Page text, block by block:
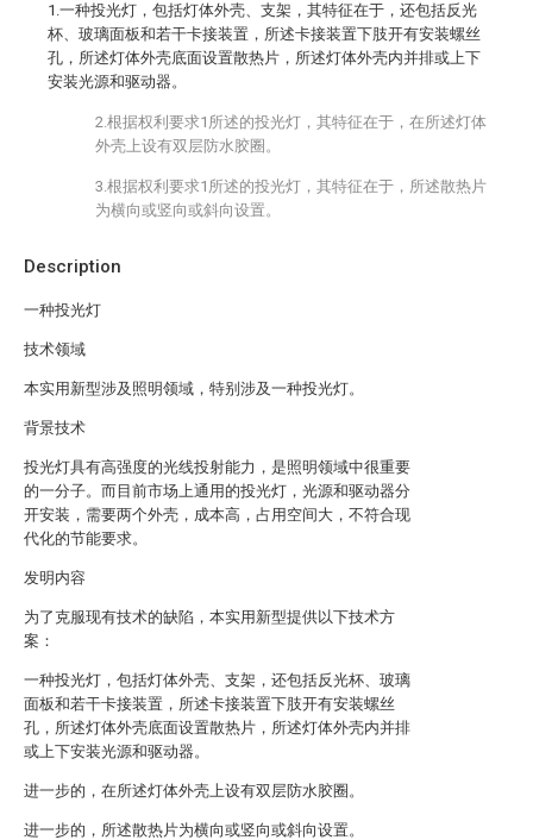
Description
一种投光灯
技术领域
本实用新型涉及照明领域，特别涉及一种投光灯。
背景技术
投光灯具有高强度的光线投射能力，是照明领域中很重要
的一分子。而目前市场上通用的投光灯，光源和驱动器分
开安装，需要两个外壳，成本高，占用空间大，不符合现
代化的节能要求。
发明内容
为了克服现有技术的缺陷，本实用新型提供以下技术方
案：
一种投光灯，包括灯体外壳、支架，还包括反光杯、玻璃
面板和若干卡接装置，所述卡接装置下肢开有安装螺丝
孔，所述灯体外壳底面设置散热片，所述灯体外壳内并排
或上下安装光源和驱动器。
进一步的，在所述灯体外壳上设有双层防水胶圈。
进一步的，所述散热片为横向或竖向或斜向设置。
1.一种投光灯，包括灯体外壳、支架，其特征在于，还包括反光
杯、玻璃面板和若干卡接装置，所述卡接装置下肢开有安装螺丝
孔，所述灯体外壳底面设置散热片，所述灯体外壳内并排或上下
安装光源和驱动器。
2.根据权利要求1所述的投光灯，其特征在于，在所述灯体
外壳上设有双层防水胶圈。
3.根据权利要求1所述的投光灯，其特征在于，所述散热片
为横向或竖向或斜向设置。